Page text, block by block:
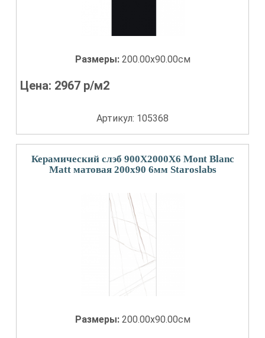
Размеры: 200.00x90.00см
Цена: 2967 р/м2
Артикул: 105368
Керамический слэб 900X2000X6 Mont Blanc
Matt матовая 200x90 6мм Staroslabs
Размеры: 200.00x90.00см